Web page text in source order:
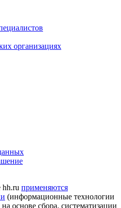
организациях
применяются
(информационные технологии
основе сбора, систематизации